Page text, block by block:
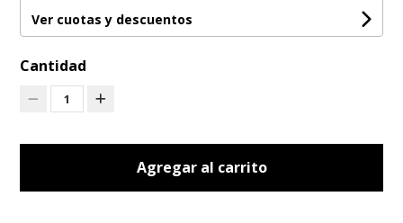
Ver cuotas y descuentos
Cantidad
1
Agregar al carrito